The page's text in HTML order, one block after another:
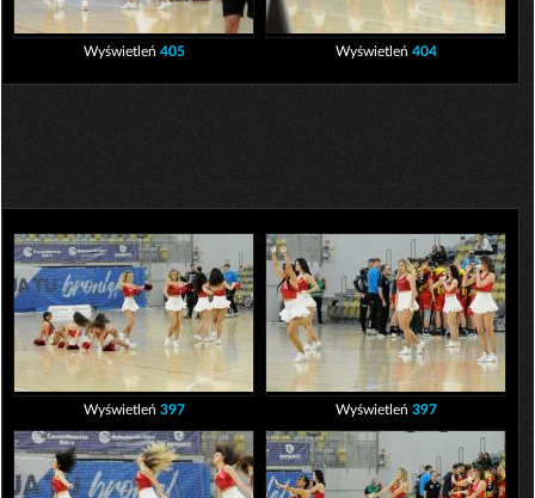
Wyświetleń 405 Wyświetleń 404
Wyświetleń 397 Wyświetleń 397